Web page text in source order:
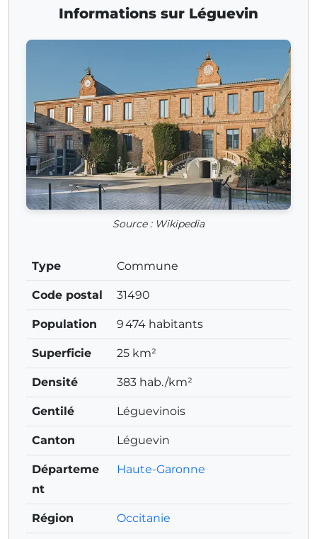
Informations sur Léguevin
Source : Wikipedia
Type Commune
Code postal 31490
Population 9 474 habitants
Superficie 25 km²
Densité 383 hab./km²
Gentilé Léguevinois
Canton Léguevin
Départeme
nt
Haute-Garonne
Région Occitanie